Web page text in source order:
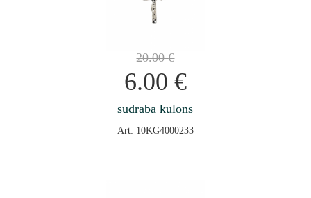
20.00€
6.00 €
sudraba kulons
Art: 10KG4000233